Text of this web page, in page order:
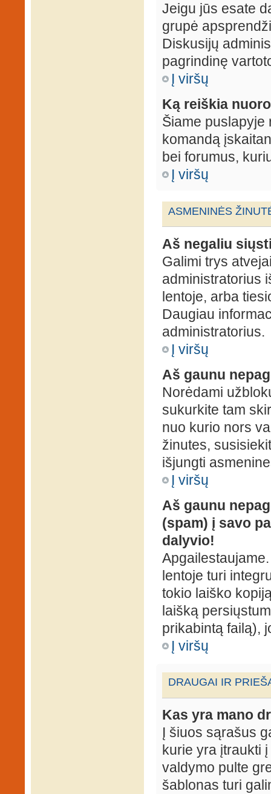
Jeigu jūs esate
grupė
Diskusijų
pagrindinę
Į viršų
Ką reiškia
Šiame
komandą
bei forumus,
Į viršų
ASMENINĖS
Aš negaliu
Galimi trys
administratorius
lentoje, arba
Daugiau
administratorius.
Į viršų
Aš gaunu
Norėdami
sukurkite tam
nuo kurio nors
žinutes,
išjungti
Į viršų
Aš gaunu
(spam) į savo
dalyvio!
lentoje turi
tokio laiško
laišką
prikabintą failą),
Į viršų
DRAUGAI IR
Kas yra mano
Į šiuos sąrašus
kurie yra įtraukti
valdymo pulte
šablonas turi